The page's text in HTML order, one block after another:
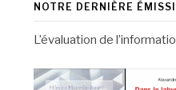
NOTRE DERNIÈRE
L’évaluation de